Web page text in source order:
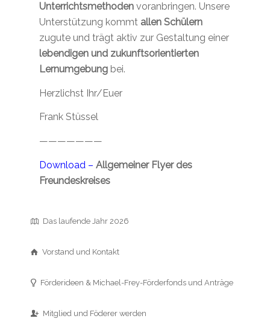
Unterrichtsmethodenvoranbringen. Unsere
Unterstützung kommt allen Schülern
zugute und trägt aktiv zur Gestaltung einer
lebendigen und zukunftsorientierten
Lernumgebungbei.
Herzlichst Ihr/Euer
Frank Stüssel
———————
Download – Allgemeiner Flyer des
Freundeskreises
Das laufende Jahr 2026
Vorstand und Kontakt
Förderideen & Michael-Frey-Förderfonds und Anträge
Mitglied und Föderer werden